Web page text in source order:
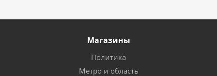
Магазины
Политика
Метро и область